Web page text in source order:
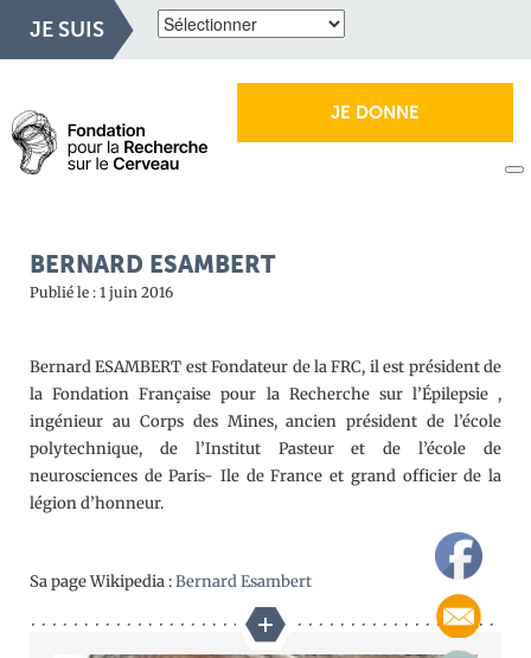
JE SUIS
JE DONNE
BERNARD ESAMBERT
Publié le : 1 juin 2016
Bernard ESAMBERT est Fondateur de la FRC, il est président de
la Fondation Française pour la Recherche sur l’Épilepsie ,
ingénieur au Corps des Mines, ancien président de l’école
polytechnique, de l’Institut Pasteur et de l’école de
neurosciences de Paris- Ile de France et grand officier de la
légion d’honneur.
Sa page Wikipedia :Bernard Esambert